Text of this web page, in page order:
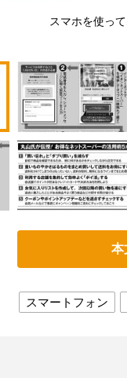
スマホを使っ
本
スマートフォン